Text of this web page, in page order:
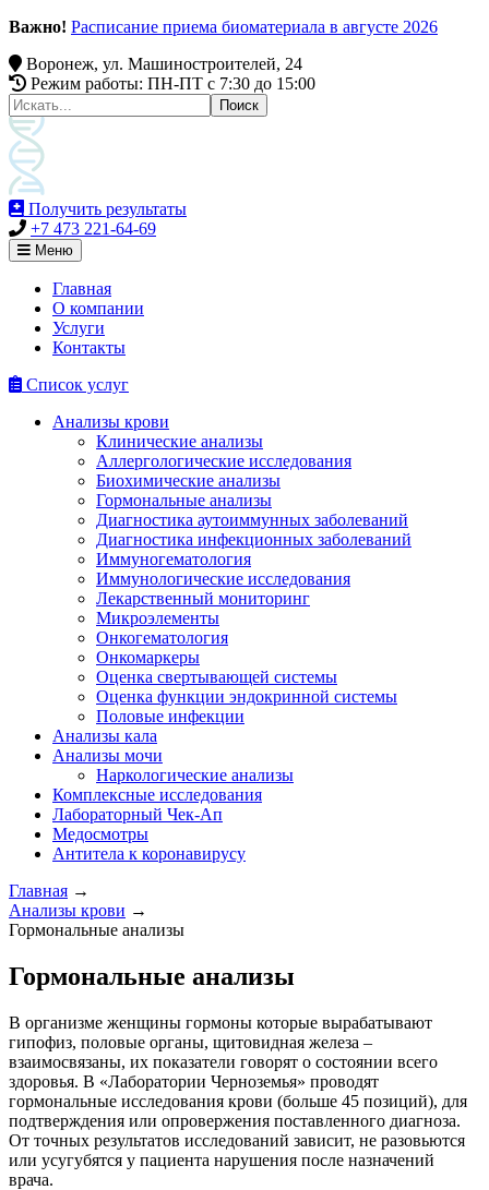
Важно! Расписание приема биоматериала в августе 2026
Воронеж, ул. Машиностроителей, 24
Режим работы: ПН-ПТ c 7:30 до 15:00
Получить результаты
+7 473 221-64-69
Меню
Главная
О компании
Услуги
Контакты
Список услуг
Анализы крови
Клинические анализы
Аллергологические исследования
Биохимические анализы
Гормональные анализы
Диагностика аутоиммунных заболеваний
Диагностика инфекционных заболеваний
Иммуногематология
Иммунологические исследования
Лекарственный мониторинг
Микроэлементы
Онкогематология
Онкомаркеры
Оценка свертывающей системы
Оценка функции эндокринной системы
Половые инфекции
Анализы кала
Анализы мочи
Наркологические анализы
Комплексные исследования
Лабораторный Чек-Ап
Медосмотры
Антитела к коронавирусу
Главная →
Анализы крови →
Гормональные анализы
Гормональные анализы
В организме женщины гормоны которые вырабатывают
гипофиз, половые органы, щитовидная железа –
взаимосвязаны, их показатели говорят о состоянии всего
здоровья. В «Лаборатории Черноземья» проводят
гормональные исследования крови (больше 45 позиций), для
подтверждения или опровержения поставленного диагноза.
От точных результатов исследований зависит, не разовьются
или усугубятся у пациента нарушения после назначений
врача.